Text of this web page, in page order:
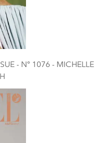
- N° 1076 - MICHELLE